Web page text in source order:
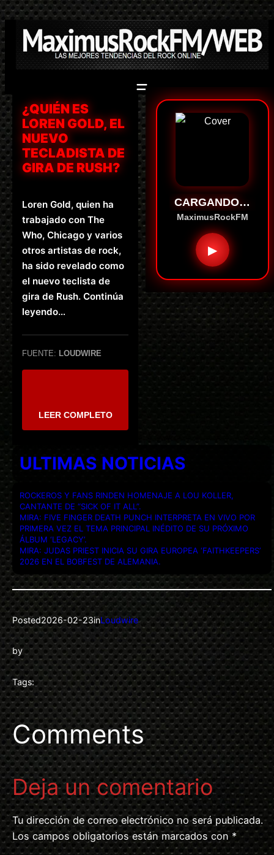
Saltar
al
contenido
¿QUIÉN ES
LOREN GOLD, EL
NUEVO
TECLADISTA DE
GIRA DE RUSH?
Loren Gold, quien ha
trabajado con The
Who, Chicago y varios
otros artistas de rock,
ha sido revelado como
el nuevo teclista de
gira de Rush. Continúa
leyendo…
FUENTE: LOUDWIRE
LEER COMPLETO
CARGANDO…
MaximusRockFM
▶
ULTIMAS NOTICIAS
ROCKEROS Y FANS RINDEN HOMENAJE A LOU KOLLER,
CANTANTE DE “SICK OF IT ALL”.
MIRA: FIVE FINGER DEATH PUNCH INTERPRETA EN VIVO POR
PRIMERA VEZ EL TEMA PRINCIPAL INÉDITO DE SU PRÓXIMO
ÁLBUM ‘LEGACY’.
MIRA: JUDAS PRIEST INICIA SU GIRA EUROPEA ‘FAITHKEEPERS’
2026 EN EL BOBFEST DE ALEMANIA.
Posted2026-02-23inLoudwire
by
Tags:
Comments
Deja un comentario
Tu dirección de correo electrónico no será publicada.
Los campos obligatorios están marcados con *